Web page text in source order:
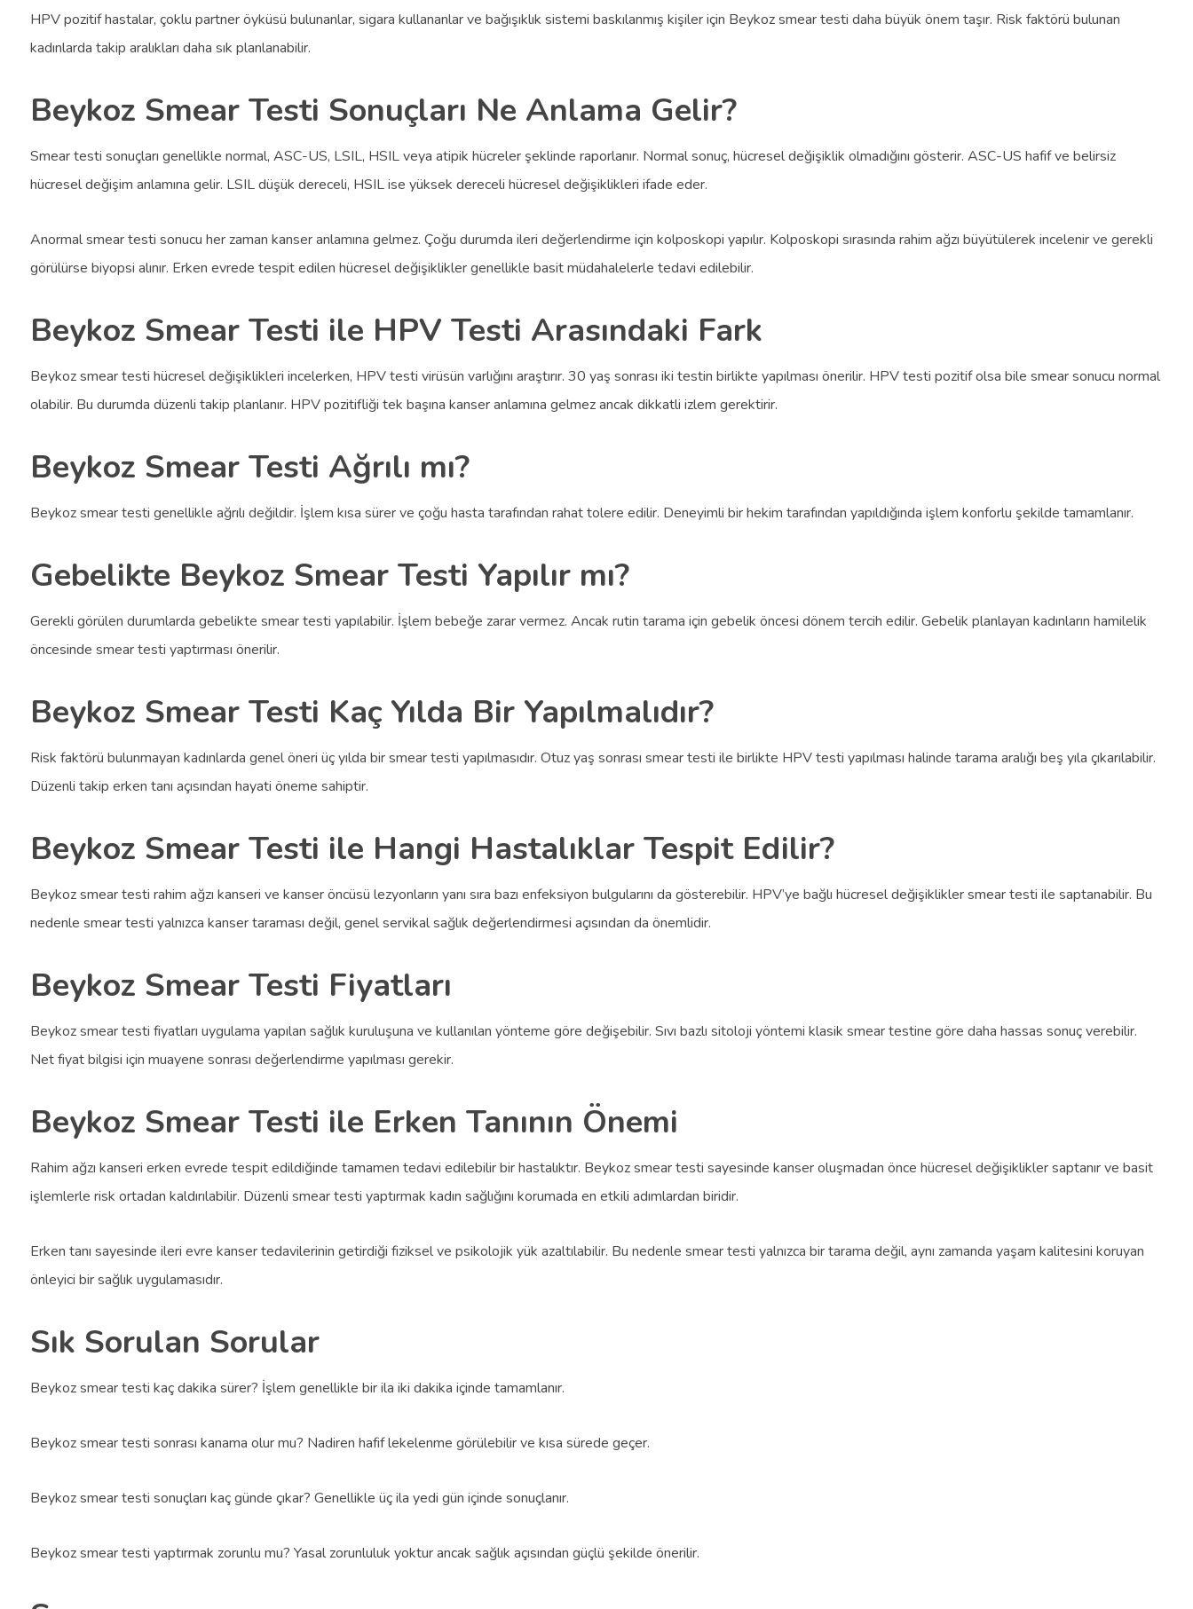
HPV pozitif hastalar, çoklu partner öyküsü bulunanlar, sigara kullananlar ve bağışıklık sistemi baskılanmış kişiler için Beykoz smear testi daha büyük önem taşır. Risk faktörü bulunan
kadınlarda takip aralıkları daha sık planlanabilir.
Beykoz Smear Testi Sonuçları Ne Anlama Gelir?
Smear testi sonuçları genellikle normal, ASC-US, LSIL, HSIL veya atipik hücreler şeklinde raporlanır. Normal sonuç, hücresel değişiklik olmadığını gösterir. ASC-US hafif ve belirsiz
hücresel değişim anlamına gelir. LSIL düşük dereceli, HSIL ise yüksek dereceli hücresel değişiklikleri ifade eder.
Anormal smear testi sonucu her zaman kanser anlamına gelmez. Çoğu durumda ileri değerlendirme için kolposkopi yapılır. Kolposkopi sırasında rahim ağzı büyütülerek incelenir ve gerekli
görülürse biyopsi alınır. Erken evrede tespit edilen hücresel değişiklikler genellikle basit müdahalelerle tedavi edilebilir.
Beykoz Smear Testi ile HPV Testi Arasındaki Fark
Beykoz smear testi hücresel değişiklikleri incelerken, HPV testi virüsün varlığını araştırır. 30 yaş sonrası iki testin birlikte yapılması önerilir. HPV testi pozitif olsa bile smear sonucu normal
olabilir. Bu durumda düzenli takip planlanır. HPV pozitifliği tek başına kanser anlamına gelmez ancak dikkatli izlem gerektirir.
Beykoz Smear Testi Ağrılı mı?
Beykoz smear testi genellikle ağrılı değildir. İşlem kısa sürer ve çoğu hasta tarafından rahat tolere edilir. Deneyimli bir hekim tarafından yapıldığında işlem konforlu şekilde tamamlanır.
Gebelikte Beykoz Smear Testi Yapılır mı?
Gerekli görülen durumlarda gebelikte smear testi yapılabilir. İşlem bebeğe zarar vermez. Ancak rutin tarama için gebelik öncesi dönem tercih edilir. Gebelik planlayan kadınların hamilelik
öncesinde smear testi yaptırması önerilir.
Beykoz Smear Testi Kaç Yılda Bir Yapılmalıdır?
Risk faktörü bulunmayan kadınlarda genel öneri üç yılda bir smear testi yapılmasıdır. Otuz yaş sonrası smear testi ile birlikte HPV testi yapılması halinde tarama aralığı beş yıla çıkarılabilir.
Düzenli takip erken tanı açısından hayati öneme sahiptir.
Beykoz Smear Testi ile Hangi Hastalıklar Tespit Edilir?
Beykoz smear testi rahim ağzı kanseri ve kanser öncüsü lezyonların yanı sıra bazı enfeksiyon bulgularını da gösterebilir. HPV’ye bağlı hücresel değişiklikler smear testi ile saptanabilir. Bu
nedenle smear testi yalnızca kanser taraması değil, genel servikal sağlık değerlendirmesi açısından da önemlidir.
Beykoz Smear Testi Fiyatları
Beykoz smear testi fiyatları uygulama yapılan sağlık kuruluşuna ve kullanılan yönteme göre değişebilir. Sıvı bazlı sitoloji yöntemi klasik smear testine göre daha hassas sonuç verebilir.
Net fiyat bilgisi için muayene sonrası değerlendirme yapılması gerekir.
Beykoz Smear Testi ile Erken Tanının Önemi
Rahim ağzı kanseri erken evrede tespit edildiğinde tamamen tedavi edilebilir bir hastalıktır. Beykoz smear testi sayesinde kanser oluşmadan önce hücresel değişiklikler saptanır ve basit
işlemlerle risk ortadan kaldırılabilir. Düzenli smear testi yaptırmak kadın sağlığını korumada en etkili adımlardan biridir.
Erken tanı sayesinde ileri evre kanser tedavilerinin getirdiği fiziksel ve psikolojik yük azaltılabilir. Bu nedenle smear testi yalnızca bir tarama değil, aynı zamanda yaşam kalitesini koruyan
önleyici bir sağlık uygulamasıdır.
Sık Sorulan Sorular
Beykoz smear testi kaç dakika sürer? İşlem genellikle bir ila iki dakika içinde tamamlanır.
Beykoz smear testi sonrası kanama olur mu? Nadiren hafif lekelenme görülebilir ve kısa sürede geçer.
Beykoz smear testi sonuçları kaç günde çıkar? Genellikle üç ila yedi gün içinde sonuçlanır.
Beykoz smear testi yaptırmak zorunlu mu? Yasal zorunluluk yoktur ancak sağlık açısından güçlü şekilde önerilir.